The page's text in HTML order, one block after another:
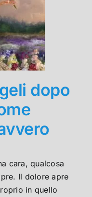
dopo
cara, qualcosa
Il dolore apre
in quello